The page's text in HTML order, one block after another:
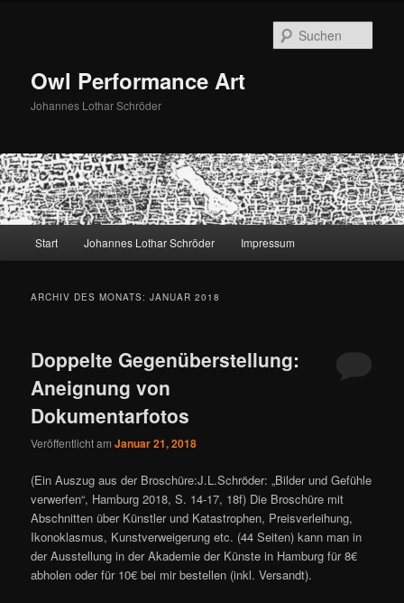
Owl Performance Art
Johannes Lothar Schröder
Start Johannes Lothar Schröder Impressum
ARCHIV DES MONATS:JANUAR 2018
Doppelte Gegenüberstellung:
Aneignung von
Dokumentarfotos
Veröffentlicht amJanuar 21, 2018
(Ein Auszug aus der Broschüre:J.L.Schröder: „Bilder und Gefühle
verwerfen“, Hamburg 2018, S. 14-17, 18f) Die Broschüre mit
Abschnitten über Künstler und Katastrophen, Preisverleihung,
Ikonoklasmus, Kunstverweigerung etc. (44 Seiten) kann man in
der Ausstellung in der Akademie der Künste in Hamburg für 8€
abholen oder für 10€ bei mir bestellen (inkl. Versandt).